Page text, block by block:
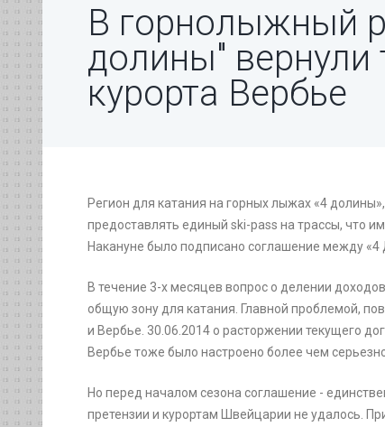
В горнолыжный
долины" вернули
курорта Вербье
Регион для катания на горных лыжах «4
предоставлять единый ski-pass на трассы, что
Накануне было подписано соглашение между
В течение 3-х месяцев вопрос о делении
общую зону для катания. Главной проблемой,
и Вербье. 30.06.2014 о расторжении текущего
Вербье тоже было настроено более чем
Но перед началом сезона соглашение -
претензии и курортам Швейцарии не удалось.